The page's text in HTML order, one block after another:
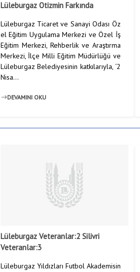
Lüleburgaz Otizmin Farkında
Lüleburgaz Ticaret ve Sanayi Odası Öz
el Eğitim Uygulama Merkezi ve Özel İş
Eğitim Merkezi, Rehberlik ve Araştırma
Merkezi, İlçe Milli Eğitim Müdürlüğü ve
Lüleburgaz Belediyesinin katkılarıyla, ‘2
Nisa...
DEVAMINI OKU
Lüleburgaz Veteranlar:2 Silivri
Veteranlar:3
Lüleburgaz Yıldızları Futbol Akademisin